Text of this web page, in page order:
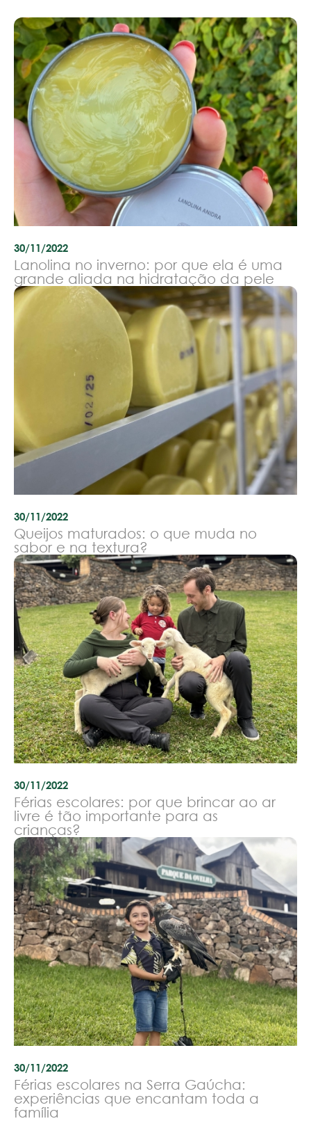
30/11/2022
Lanolina no inverno: por que ela é uma
grande aliada na hidratação da pele
30/11/2022
Queijos maturados: o que muda no
sabor e na textura?
30/11/2022
Férias escolares: por que brincar ao ar
livre é tão importante para as
crianças?
30/11/2022
Férias escolares na Serra Gaúcha:
experiências que encantam toda a
família